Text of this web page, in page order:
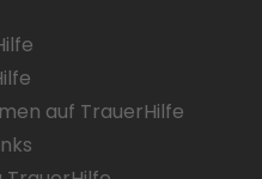
auf TrauerHilfe